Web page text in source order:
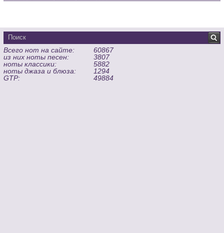
Всего нот на сайте:
60867
из них ноты песен:
3807
ноты классики:
5882
ноты джаза и блюза:
1294
GTP:
49884